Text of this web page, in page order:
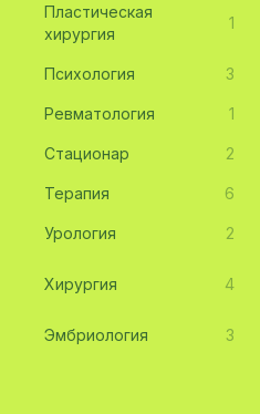
Пластическая
хирургия
1
Психология 3
Ревматология 1
Стационар 2
Терапия 6
Урология 2
Хирургия 4
Эмбриология 3